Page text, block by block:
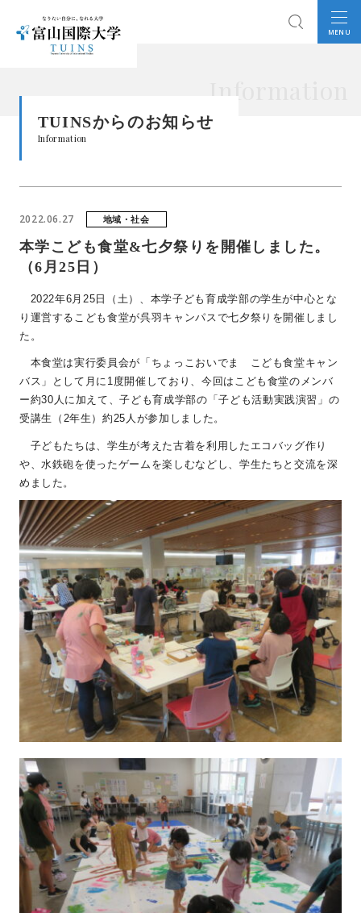
MENU
Information
TUINSからのお知らせ
Information
2022.06.27 地域・社会
本学こども食堂&七夕祭りを開催しました。
（6月25日）
2022年6月25 日（土）、本学子ども育成学部の学生が中心とな
り運営するこども食堂が呉羽キャンパスで七夕祭りを開催しまし
た。
本食堂は実行委員会が「ちょっこおいでま こども食堂キャン
バス」として月に 1度開催しており、今回はこども食堂のメンバ
ー約30 人に加えて、子ども育成学部の「子ども活動実践演習」の
受講生（ 2年生）約25 人が参加しました。
子どもたちは、学生が考えた古着を利用したエコバッグ作り
や、水鉄砲を使ったゲームを楽しむなどし、学生たちと交流を深
めました。